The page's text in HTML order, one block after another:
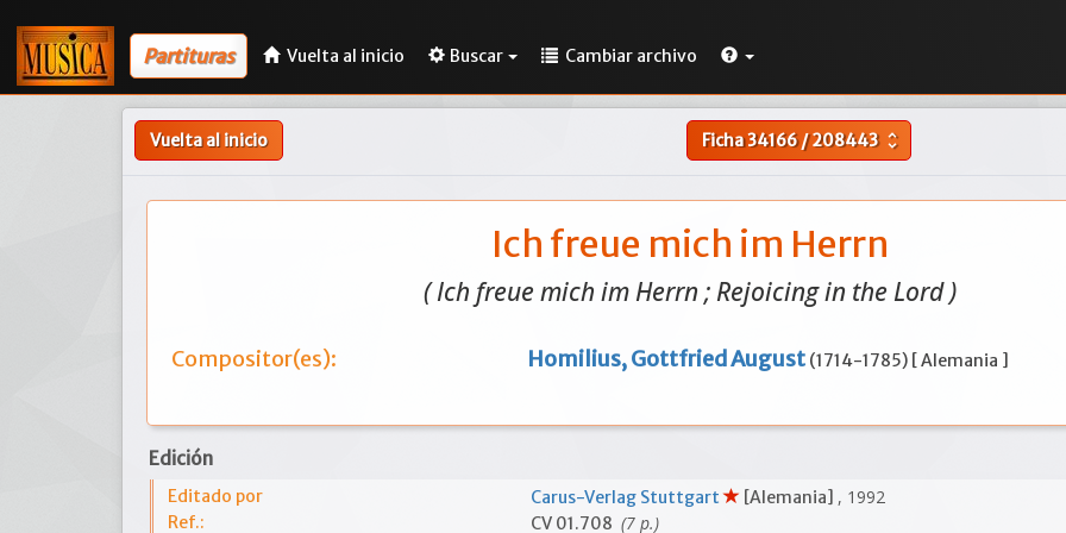
Partituras Vuelta al inicio Buscar Cambiar archivo
Vuelta al inicio Ficha34166/208443 unfold_more
Ich freue mich im Herrn
( Ich freue mich im Herrn ; Rejoicing in the Lord )
Compositor(es): Homilius, Gottfried August (1714-1785) [ Alemania ]
Edición
Editado por Carus-Verlag Stuttgart [Alemania] , 1992
Ref.: CV 01.708 (7 p.)